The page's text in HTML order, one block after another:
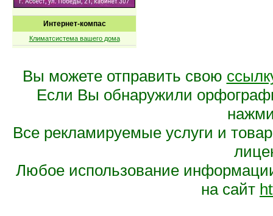
Интернет-компас
Климатсистема вашего дома
Вы можете отправить свою
Если Вы обнаружили
Все рекламируемые услуги и
Любое использование
на сайт